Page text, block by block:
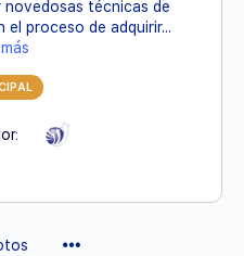
novedosas técnicas de
proceso de adquirir...